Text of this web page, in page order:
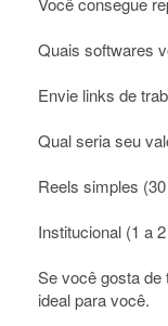
Quais softwares
Envie links de
Qual seria seu
Reels simples
Institucional (1 a
Se você gosta de
ideal para você.